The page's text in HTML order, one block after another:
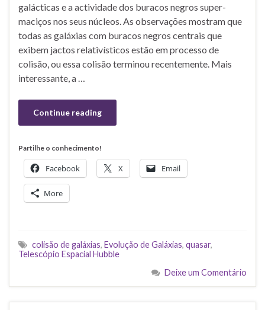
galácticas e a actividade dos buracos negros super-
maciços nos seus núcleos. As observações mostram que
todas as galáxias com buracos negros centrais que
exibem jactos relativísticos estão em processo de
colisão, ou essa colisão terminou recentemente. Mais
interessante, a …
Continue reading
Partilhe o conhecimento!
Facebook X Email
More
colisão de galáxias, Evolução de Galáxias, quasar,
Telescópio Espacial Hubble
Deixe um Comentário